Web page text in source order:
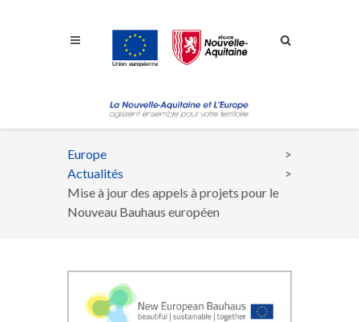
Fil
d'Ariane
Europe
Actualités
Mise à jour des appels à projets pour le
Nouveau Bauhaus européen